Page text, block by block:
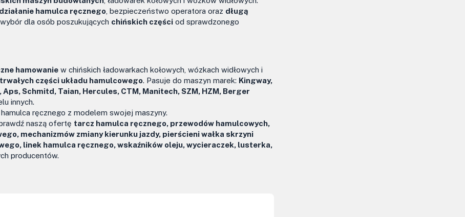
hamulca ręcznego , bezpieczeństwo operatora oraz długą
dla osób poszukujących chińskich części od sprawdzonego
hamowanie w chińskich ładowarkach kołowych, wózkach widłowych i
części układu hamulcowego. Pasuje do maszyn marek: Kingway,
Schmitd, Taian, Hercules, CTM, Manitech, SZM, HZM, Berger
innych.
ręcznego z modelem swojej maszyny.
naszą ofertę tarcz hamulca ręcznego, przewodów hamulcowych,
mechanizmów zmiany kierunku jazdy, pierścieni wałka skrzyni
linek hamulca ręcznego, wskaźników oleju, wycieraczek, lusterka,
producentów.